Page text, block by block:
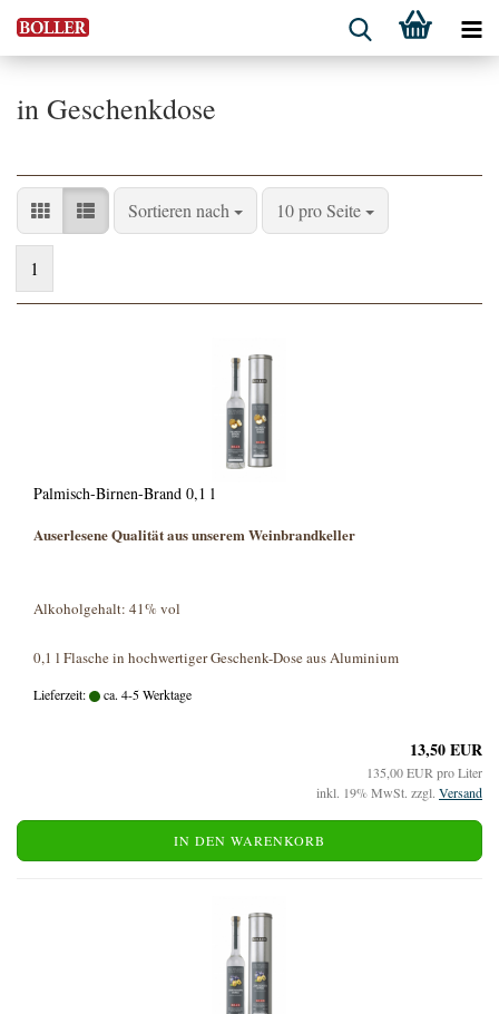
in Geschenkdose
Sortieren nach
Sortieren nach 10 pro Seite
pro Seite
1
Palmisch-Birnen-Brand 0,1 l
Auserlesene Qualität aus unserem Weinbrandkeller
Alkoholgehalt: 41% vol
0,1 l Flasche in hochwertiger Geschenk-Dose aus Aluminium
Lieferzeit: ca. 4-5 Werktage
13,50 EUR
135,00 EUR pro Liter
inkl. 19% MwSt. zzgl. Versand
IN DEN WARENKORB